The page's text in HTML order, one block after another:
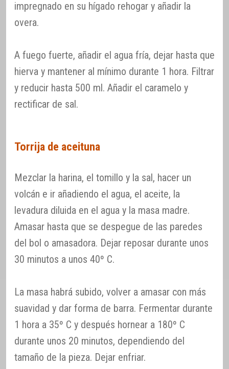
impregnado en su hígado rehogar y añadir la
overa.
A fuego fuerte, añadir el agua fría, dejar hasta que
hierva y mantener al mínimo durante 1 hora. Filtrar
y reducir hasta 500 ml. Añadir el caramelo y
rectificar de sal.
Torrija de aceituna
Mezclar la harina, el tomillo y la sal, hacer un
volcán e ir añadiendo el agua, el aceite, la
levadura diluida en el agua y la masa madre.
Amasar hasta que se despegue de las paredes
del bol o amasadora. Dejar reposar durante unos
30 minutos a unos 40º C.
La masa habrá subido, volver a amasar con más
suavidad y dar forma de barra. Fermentar durante
1 hora a 35º C y después hornear a 180º C
durante unos 20 minutos, dependiendo del
tamaño de la pieza. Dejar enfriar.